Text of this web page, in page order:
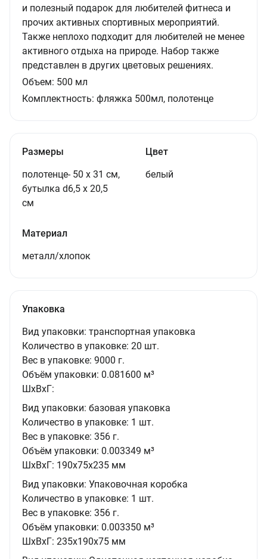
и полезный подарок для любителей фитнеса и
прочих активных спортивных мероприятий.
Также неплохо подходит для любителей не менее
активного отдыха на природе. Набор также
представлен в других цветовых решениях.
Объем: 500 мл
Комплектность: фляжка 500мл, полотенце
Размеры
полотенце- 50 х 31 см,
бутылка d6,5 х 20,5
см
Цвет
белый
Материал
металл/хлопок
Упаковка
Вид упаковки: транспортная упаковка
Количество в упаковке: 20 шт.
Вес в упаковке: 9000 г.
Объём упаковки: 0.081600 м³
ШxВxГ:
Вид упаковки: базовая упаковка
Количество в упаковке: 1 шт.
Вес в упаковке: 356 г.
Объём упаковки: 0.003349 м³
ШxВxГ: 190x75x235 мм
Вид упаковки: Упаковочная коробка
Количество в упаковке: 1 шт.
Вес в упаковке: 356 г.
Объём упаковки: 0.003350 м³
ШxВxГ: 235x190x75 мм